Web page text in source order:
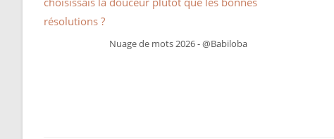
Nuage de mots 2026 - @Babiloba